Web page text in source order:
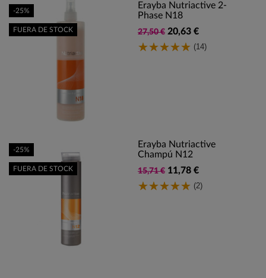
Erayba Nutriactive 2-
Phase N18
27,50 € 20,63 €
(14)
-25%
FUERA DE STOCK
Erayba Nutriactive
Champú N12
15,71 € 11,78 €
(2)
-25%
FUERA DE STOCK